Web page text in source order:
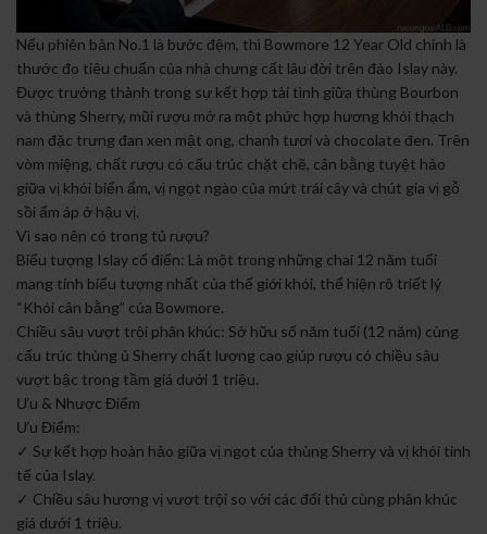
Nếu phiên bản No.1 là bước đệm, thì Bowmore 12 Year Old chính là
thước đo tiêu chuẩn của nhà chưng cất lâu đời trên đảo Islay này.
Được trưởng thành trong sự kết hợp tài tình giữa thùng Bourbon
và thùng Sherry, mũi rượu mở ra một phức hợp hương khói thạch
nam đặc trưng đan xen mật ong, chanh tươi và chocolate đen. Trên
vòm miệng, chất rượu có cấu trúc chặt chẽ, cân bằng tuyệt hảo
giữa vị khói biển ẩm, vị ngọt ngào của mứt trái cây và chút gia vị gỗ
sồi ấm áp ở hậu vị.
Vì sao nên có trong tủ rượu?
Biểu tượng Islay cổ điển: Là một trong những chai 12 năm tuổi
mang tính biểu tượng nhất của thế giới khói, thể hiện rõ triết lý
“Khói cân bằng” của Bowmore.
Chiều sâu vượt trội phân khúc: Sở hữu số năm tuổi (12 năm) cùng
cấu trúc thùng ủ Sherry chất lượng cao giúp rượu có chiều sâu
vượt bậc trong tầm giá dưới 1 triệu.
Ưu & Nhược Điểm
Ưu Điểm:
✓ Sự kết hợp hoàn hảo giữa vị ngọt của thùng Sherry và vị khói tinh
tế của Islay.
✓ Chiều sâu hương vị vượt trội so với các đối thủ cùng phân khúc
giá dưới 1 triệu.